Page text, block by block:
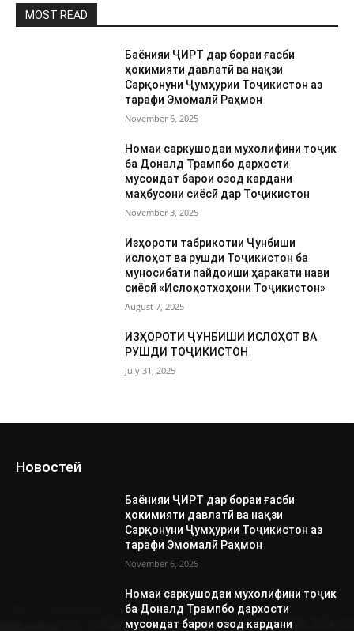
MOST READ
Баёнияи ҶИРТ дар бораи ғасби
ҳокимияти давлатӣ ва нақзи
Сарқонуни Ҷумҳурии Тоҷикистон аз
тарафи Эмомалӣ Раҳмон
November 6, 2025
Номаи саркушодаи мухолифини тоҷик
ба Доналд Трампбо дархости
мусоидат барои озод кардани
маҳбусони сиёсӣ дар Тоҷикистон
November 3, 2025
Изҳороти табрикотии Ҷунбиши
ислоҳот ва рушди Тоҷикистон ба
муносибати пайдоиши ҳаракати нави
сиёсӣ «Ислоҳотхоҳони Тоҷикистон»
August 7, 2025
ИЗҲОРОТИ ҶУНБИШИ ИСЛОҲОТ ВА
РУШДИ ТОҶИКИСТОН
July 31, 2025
Новостей
Баёнияи ҶИРТ дар бораи ғасби
ҳокимияти давлатӣ ва нақзи
Сарқонуни Ҷумҳурии Тоҷикистон аз
тарафи Эмомалӣ Раҳмон
November 6, 2025
Номаи саркушодаи мухолифини тоҷик
ба Доналд Трампбо дархости
мусоидат барои озод кардани